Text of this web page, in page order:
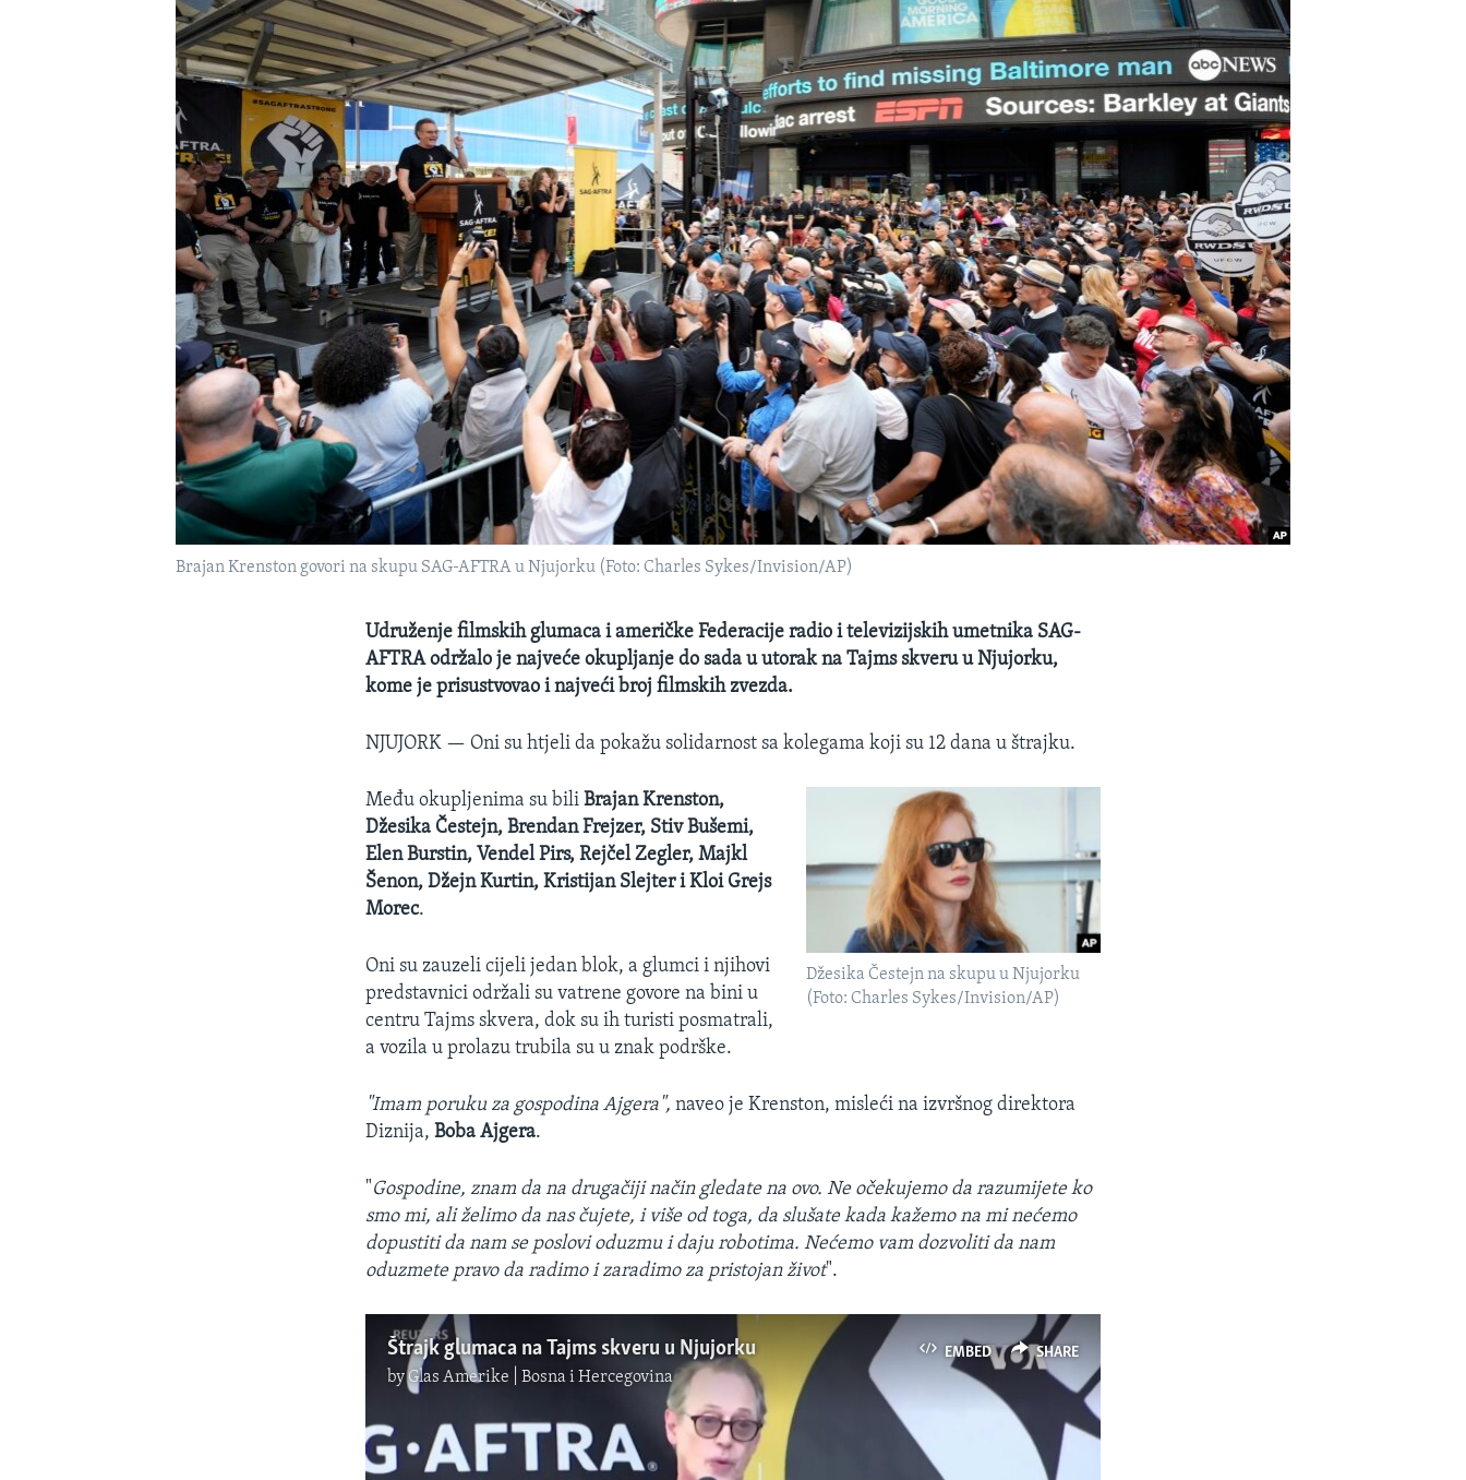
Brajan Krenston govori na skupu SAG-AFTRA u Njujorku (Foto: Charles Sykes/Invision/AP)
Udruženje filmskih glumaca i američke Federacije radio i televizijskih umetnika SAG-
AFTRA održalo je najveće okupljanje do sada u utorak na Tajms skveru u Njujorku,
kome je prisustvovao i najveći broj filmskih zvezda.
NJUJORK — Oni su htjeli da pokažu solidarnost sa kolegama koji su 12 dana u štrajku.
Džesika Čestejn na skupu u Njujorku
(Foto: Charles Sykes/Invision/AP)
Među okupljenima su biliBrajan Krenston,
Džesika Čestejn, Brendan Frejzer, Stiv Bušemi,
Elen Burstin, Vendel Pirs, Rejčel Zegler, Majkl
Šenon, Džejn Kurtin, Kristijan Slejter i Kloi Grejs
Morec.
Oni su zauzeli cijeli jedan blok, a glumci i njihovi
predstavnici održali su vatrene govore na bini u
centru Tajms skvera, dok su ih turisti posmatrali,
a vozila u prolazu trubila su u znak podrške.
"Imam poruku za gospodina Ajgera", naveo je Krenston, misleći na izvršnog direktora
Diznija,Boba Ajgera.
"Gospodine, znam da na drugačiji način gledate na ovo. Ne očekujemo da razumijete ko
smo mi, ali želimo da nas čujete, i više od toga, da slušate kada kažemo na mi nećemo
dopustiti da nam se poslovi oduzmu i daju robotima. Nećemo vam dozvoliti da nam
oduzmete pravo da radimo i zaradimo za pristojan život".
EMBED SHARE
Štrajk glumaca na Tajms skveru u Njujorku
byGlas Amerike | Bosna i Hercegovina